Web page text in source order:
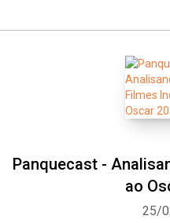
Panquecast -
ao
25/